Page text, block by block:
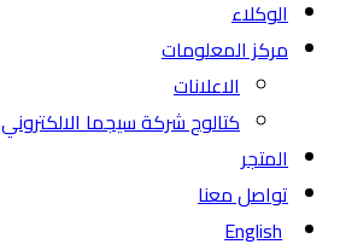
الوكلاء
مركز المعلومات
الاعلانات
كتالوج شركة سيجما الالكتروني
المتجر
تواصل معنا
English